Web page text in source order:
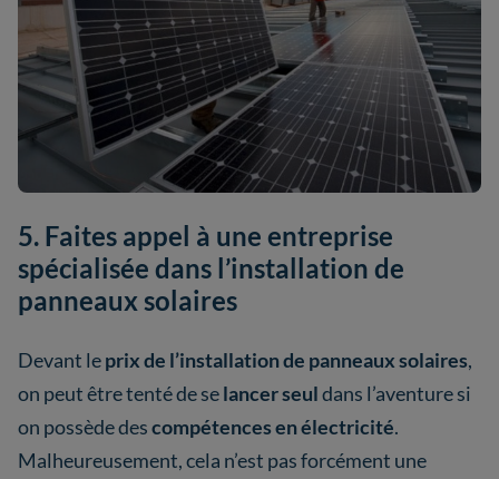
5. Faites appel à une entreprise
spécialisée dans l’installation de
panneaux solaires
Devant leprix de l’installation de panneaux solaires,
on peut être tenté de selancer seuldans l’aventure si
on possède descompétences en électricité.
Malheureusement, cela n’est pas forcément une